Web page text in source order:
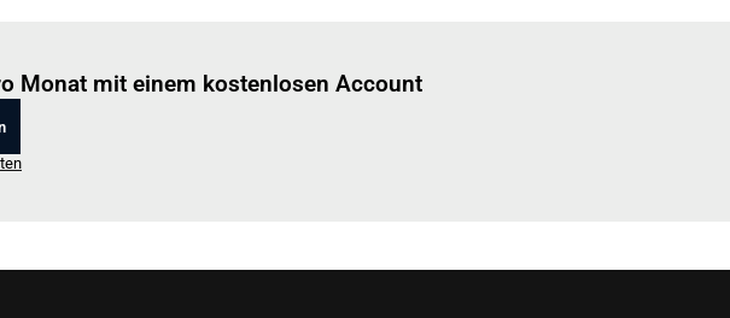
Monat mit einem kostenlosen Account